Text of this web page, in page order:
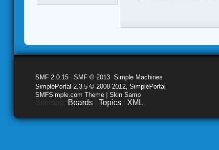
SMF 2.0.15 SMF © 2013 Simple Machines
SimplePortal 2.3.5 © 2008-2012, SimplePortal
SMFSimple.com Theme | Skin Samp
Boards Topics XML